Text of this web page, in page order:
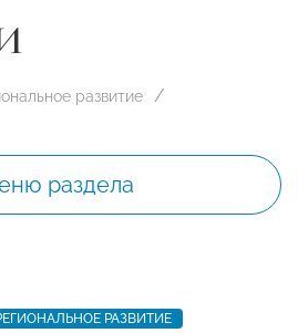
развитие
раздела
РАЗВИТИЕ